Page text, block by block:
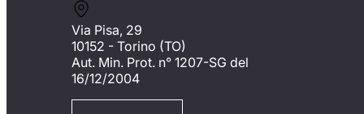
Via Pisa, 29
10152 - Torino (TO)
Aut. Min. Prot. n° 1207-SG del
16/12/2004